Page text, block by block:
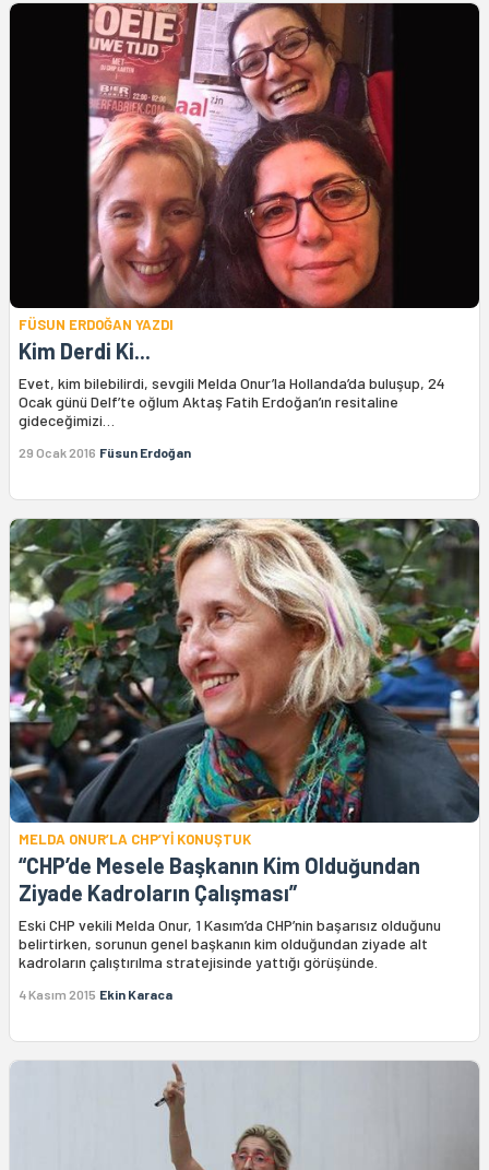
FÜSUN ERDOĞAN YAZDI
Kim Derdi Ki...
Evet, kim bilebilirdi, sevgili Melda Onur’la Hollanda’da buluşup, 24
Ocak günü Delf’te oğlum Aktaş Fatih Erdoğan’ın resitaline
gideceğimizi…
29 Ocak 2016 Füsun Erdoğan
MELDA ONUR’LA CHP’Yİ KONUŞTUK
“CHP’de Mesele Başkanın Kim Olduğundan
Ziyade Kadroların Çalışması”
Eski CHP vekili Melda Onur, 1 Kasım’da CHP’nin başarısız olduğunu
belirtirken, sorunun genel başkanın kim olduğundan ziyade alt
kadroların çalıştırılma stratejisinde yattığı görüşünde.
4 Kasım 2015 Ekin Karaca